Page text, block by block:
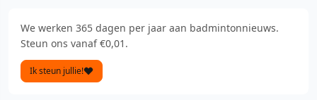
We werken 365 dagen per jaar aan badmintonnieuws.
Steun ons vanaf €0,01.
Ik steun jullie!